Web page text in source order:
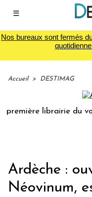
☰
Nos bureaux sont fermés
Accueil > DESTIMAG
librairie du
Ardèche :
Néovinum,